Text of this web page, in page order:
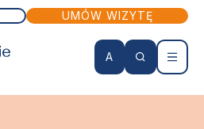
UMÓW WIZYTĘ
A